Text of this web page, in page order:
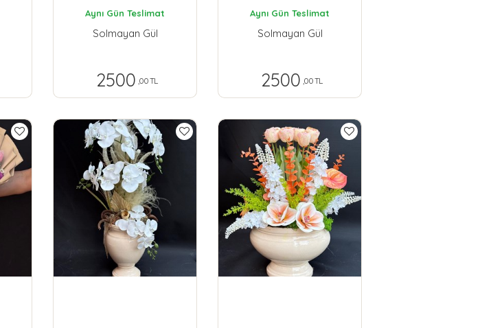
Aynı Gün Teslimat
Solmayan Gül
2500 ,00 TL
Aynı Gün Teslimat
Solmayan Gül
2500 ,00 TL